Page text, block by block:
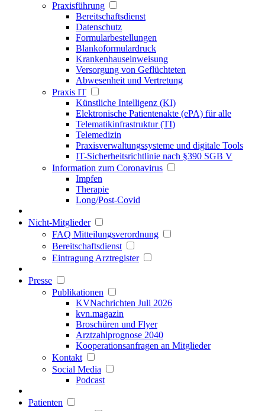
Praxisführung
Bereitschaftsdienst
Datenschutz
Formularbestellungen
Blankoformulardruck
Krankenhauseinweisung
Versorgung von Geflüchteten
Abwesenheit und Vertretung
Praxis IT
Künstliche Intelligenz (KI)
Elektronische Patientenakte (ePA) für alle
Telematikinfrastruktur (TI)
Telemedizin
Praxisverwaltungssysteme und digitale Tools
IT-Sicherheitsrichtlinie nach §390 SGB V
Information zum Coronavirus
Impfen
Therapie
Long/Post-Covid
Nicht-Mitglieder
FAQ Mitteilungsverordnung
Bereitschaftsdienst
Eintragung Arztregister
Presse
Publikationen
KVNachrichten Juli 2026
kvn.magazin
Broschüren und Flyer
Arztzahlprognose 2040
Kooperationsanfragen an Mitglieder
Kontakt
Social Media
Podcast
Patienten